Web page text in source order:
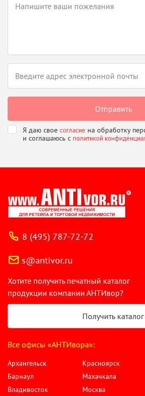
Я даю свое согласие на обработку
и соглашаюсь с политикой
8 (495) 787-72-72
s@antivor.ru
Хотите получить печатный каталог
продукции компании АНТИвор?
Получить каталог
Все офисы «АНТИвора»:
Архангельск
Барнаул
Владивосток
Красноярск
Махачкала
Москва